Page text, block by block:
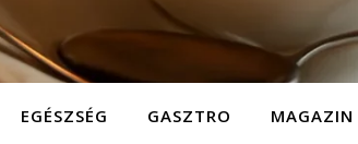
EGÉSZSÉG GASZTRO MAGAZIN